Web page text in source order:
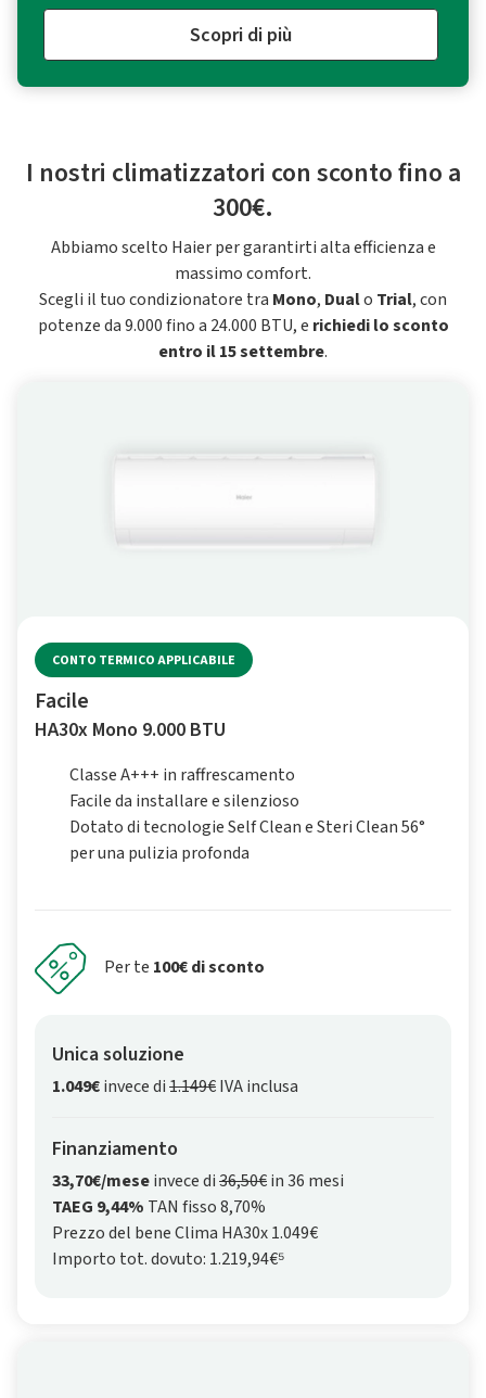
Scopri di più
I nostri climatizzatori con sconto fino a
300€.
Abbiamo scelto Haier per garantirti alta efficienza e
massimo comfort.
Scegli il tuo condizionatore tra Mono, Dualo Trial, con
potenze da 9.000 fino a 24.000 BTU, e richiedi lo sconto
entro il 15 settembre.
CONTO TERMICO APPLICABILE
Facile
HA30x Mono 9.000 BTU
Classe A+++ in raffrescamento
Facile da installare e silenzioso
Dotato di tecnologie Self Clean e Steri Clean 56°
per una pulizia profonda
Per te 100€ di sconto
Unica soluzione
1.049€invece di1.149€IVA inclusa
Finanziamento
33,70€/meseinvece di36,50€in 36 mesi
TAEG 9,44% TAN fisso 8,70%
Prezzo del bene Clima HA30x 1.049€
Importo tot. dovuto: 1.219,94€⁵